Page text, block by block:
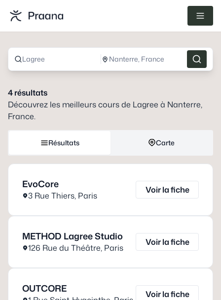
Lagree Nanterre, France
4résultats
Découvrez les meilleurs cours de Lagree à Nanterre,
France.
Résultats Carte
EvoCore
3 Rue Thiers, Paris
Voir la fiche
METHOD Lagree Studio
126 Rue du Théâtre, Paris
Voir la fiche
OUTCORE Voir la fiche